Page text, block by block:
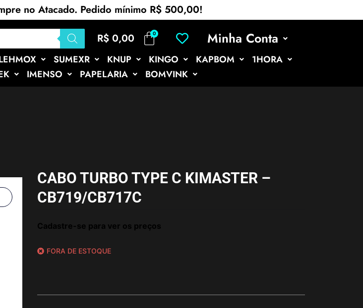
no Atacado. Pedido mínimo R$ 500,00!
R$ 0,00 Minha Conta
SUMEXR KNUP KINGO KAPBOM
1HORA
IMENSO PAPELARIA BOMVINK
CABO TURBO TYPE C KIMASTER –
CB719/CB717C
Cadastre-se para ver os preços
FORA DE ESTOQUE